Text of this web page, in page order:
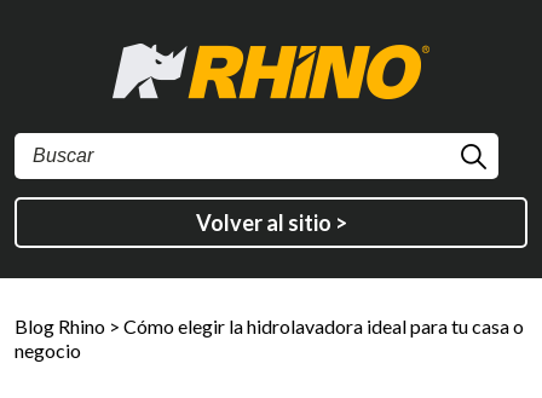
Volver al sitio >
Blog Rhino > Cómo elegir la hidrolavadora ideal para tu casa o
negocio